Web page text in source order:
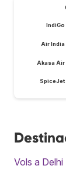
IndiGo
Air India
Akasa Air
SpiceJet
Vols a Delhi